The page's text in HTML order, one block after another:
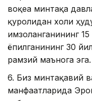
воқеа минтақа
қуролидан холи
имзоланганининг
ёпилганининг 30
рамзий маънога эга.
6. Биз минтақавий
манфаатларида